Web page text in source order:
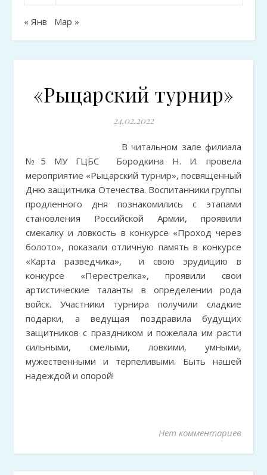
« Янв Мар »
«Рыцарский турнир»
24.02.2022
В читальном зале филиала
№5 МУ ГЦБС Бородкина Н. И. провела
мероприятие «Рыцарский турнир», посвященный
Дню защитника Отечества. Воспитанники группы
продленного дня познакомились с этапами
становления Российской Армии, проявили
смекалку и ловкость в конкурсе «Проход через
болото», показали отличную память в конкурсе
«Карта разведчика», и свою эрудицию в
конкурсе «Перестрелка», проявили свои
артистические таланты в определении рода
войск. Участники турнира получили сладкие
подарки, а ведущая поздравила будущих
защитников с праздником и пожелала им расти
сильными, смелыми, ловкими, умными,
мужественными и терпеливыми. Быть нашей
надеждой и опорой!
Нет комментариев